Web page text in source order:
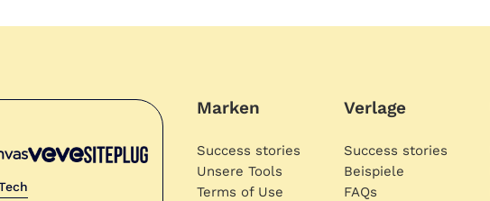
Marken
Success stories
Unsere Tools
Terms of Use
Verlage
Success stories
Beispiele
FAQs